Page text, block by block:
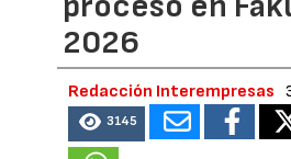
2026
Redacción Interempresas
3145